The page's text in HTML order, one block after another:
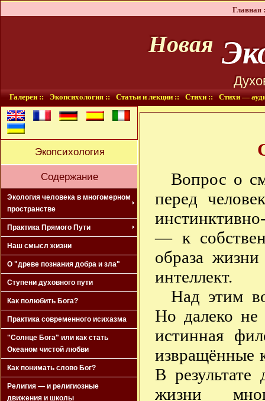
Главная
Новая
Галереи :: Экопсихология :: Статьи и лекции :: Стихи :: Стихи —
Экопсихология
Содержание
Экология человека в многомерном
пространстве
Практика Прямого Пути
Наш смысл жизни
О "древе познания добра и зла"
Ступени духовного пути
Как полюбить Бога?
Практика современного исихазма
"Солнце Бога" или как стать
Океаном чистой любви
Как понимать слово Бог?
Религия — и религиозные
движения и школы
Вопрос о
перед
— к
образа
интеллект.
Над этим
Но далеко не
истинная
извращённые
В
жизни